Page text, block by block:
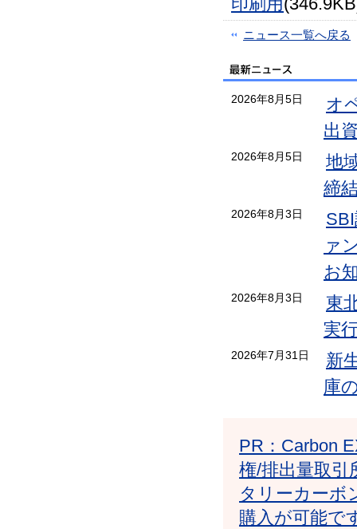
ニュース一覧へ戻る
2026年8月5日
オ
出
2026年8月5日
地
締
2026年8月3日
ァ
お
2026年8月3日
東
実
2026年7月31日
新
庫
PR：Carbon
権/排出量取引
タリーカーボ
購入が可能で